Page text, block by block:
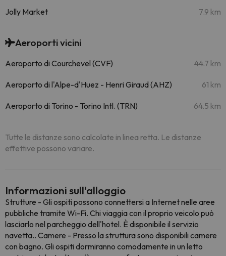
Jolly Market 7.9 km
Aeroporti vicini
Aeroporto di Courchevel (CVF) 44.7 km
Aeroporto di l'Alpe-d'Huez - Henri Giraud (AHZ) 61 km
Aeroporto di Torino - Torino Intl. (TRN) 64.5 km
Tutte le distanze sono calcolate in linea retta. Le distanze
effettive possono variare.
Informazioni sull'alloggio
Strutture - Gli ospiti possono connettersi a Internet nelle aree
pubbliche tramite Wi-Fi. Chi viaggia con il proprio veicolo può
lasciarlo nel parcheggio dell'hotel. È disponibile il servizio
navetta.. Camere - Presso la struttura sono disponibili camere
con bagno. Gli ospiti dormiranno comodamente in un letto